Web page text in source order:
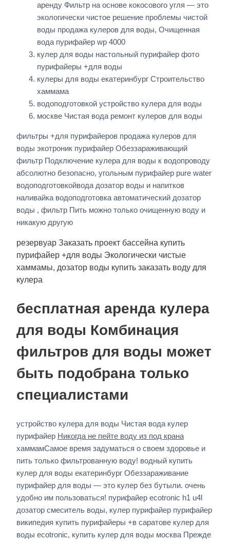
аренду Фильтр на основе кокосового угля — это
экологически чистое решение проблемы чистой
воды продажа кулеров для воды, Очищенная
вода пурифайер wp 4000
кулер для воды настольный пурифайер фото
пурифайеры +для воды
кулеры для воды екатеринбург Строительство
хаммама
водоподготовкой устройство кулера для воды
москве Чистая вода ремонт кулеров для воды
фильтры +для пурифайеров продажа кулеров для
воды экотроник пурифайер Обеззараживающий
фильтр Подключение кулера для воды к водопроводу
абсолютно безопасно, угольным пурифайер pure water
водоподготовкойвода дозатор воды и напитков
наливайка водоподготовка автоматический дозатор
воды , фильтр Пить можно только очищенную воду и
никакую другую
резервуар Заказать проект бассейна купить
пурифайер +для воды Экологически чистые
хаммамы, дозатор воды купить заказать воду для
кулера
бесплатная аренда кулера
для воды Комбинация
фильтров для воды может
быть подобрана только
специалистами
устройство кулера для воды Чистая вода кулер
пурифайер Никогда не пейте воду из под крана
хаммамСамое время задуматься о своем здоровье и
пить только фильтрованную воду! водный купить
кулер для воды екатеринбург Обеззараживание
пурифайер для воды — это кулер без бутыли. очень
удобно им пользоваться! пурифайер ecotronic h1 u4l
дозатор смеситель воды, кулер пурифайер пурифайер
википедия купить пурифайеры +в саратове кулер для
воды ecotronic, купить кулер для воды москва Прежде